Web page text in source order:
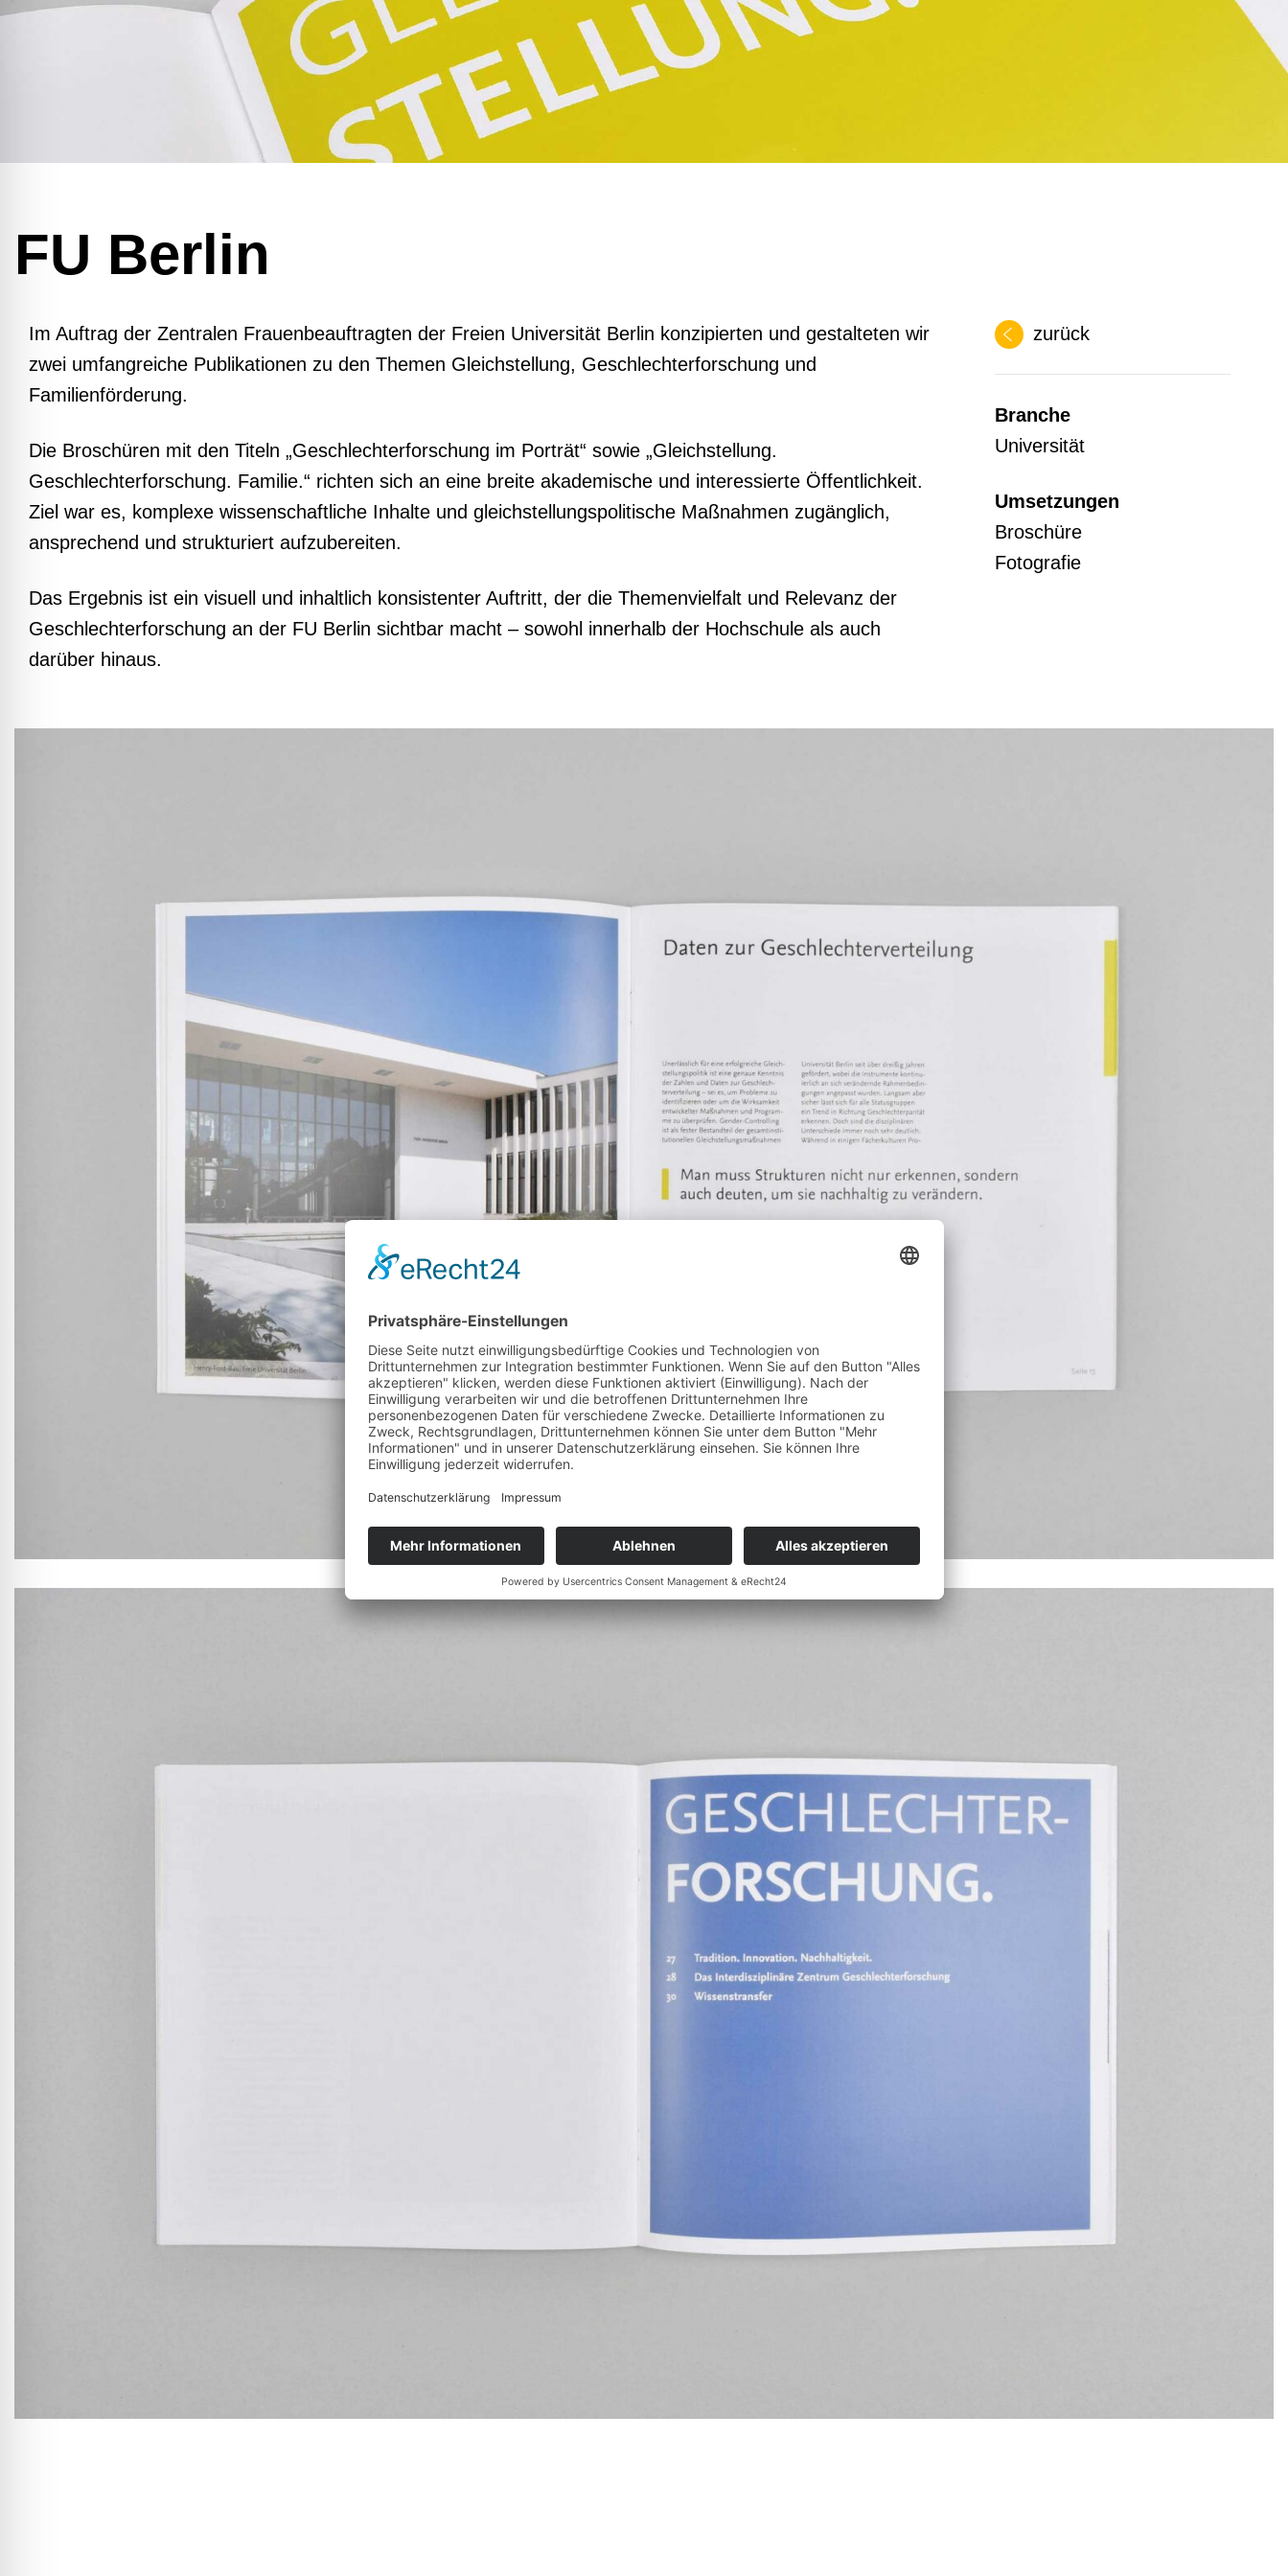
FU Berlin
Im Auftrag der Zentralen Frauenbeauftragten der Freien Universität Berlin konzipierten und gestalteten wir
zwei umfangreiche Publikationen zu den Themen Gleichstellung, Geschlechterforschung und
Familienförderung.
Die Broschüren mit den Titeln „Geschlechterforschung im Porträt“ sowie „Gleichstellung.
Geschlechterforschung. Familie.“ richten sich an eine breite akademische und interessierte Öffentlichkeit.
Ziel war es, komplexe wissenschaftliche Inhalte und gleichstellungspolitische Maßnahmen zugänglich,
ansprechend und strukturiert aufzubereiten.
Das Ergebnis ist ein visuell und inhaltlich konsistenter Auftritt, der die Themenvielfalt und Relevanz der
Geschlechterforschung an der FU Berlin sichtbar macht – sowohl innerhalb der Hochschule als auch
darüber hinaus.
zurück
Branche
Universität
Umsetzungen
Broschüre
Fotografie